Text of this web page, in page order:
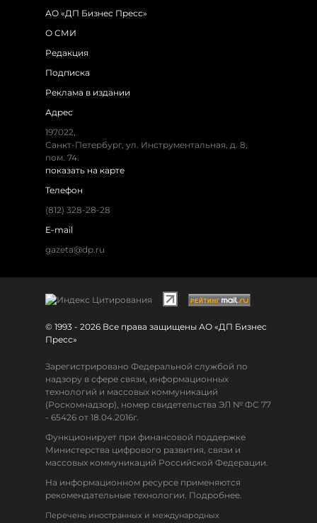
АО «ДП Бизнес Пресс»
О СМИ
Редакция
Подписка
Реклама в издании
Адрес
197022,
Санкт-Петербург, ул. Инструментальная, д. 8,
пом. 74.
показать на карте
Телефон
(812) 328-28-28
E-mail
gazeta@dp.ru
© 1993 - 2026 Все права защищены АО «ДП Бизнес
Пресс»
Зарегистрировано Федеральной службой по
надзору в сфере связи, информационных
технологий и массовых коммуникаций
(Роскомнадзор), номер свидетельства ЭЛ № ФС 77
- 65426 от 18.04.2016г.
Функционирует при финансовой поддержке
Министерства цифрового развития, связи и
массовых коммуникаций Российской Федерации.
На информационном ресурсе применяются
рекомендательные технологии. Подробнее.
Перечень иностранных и международных